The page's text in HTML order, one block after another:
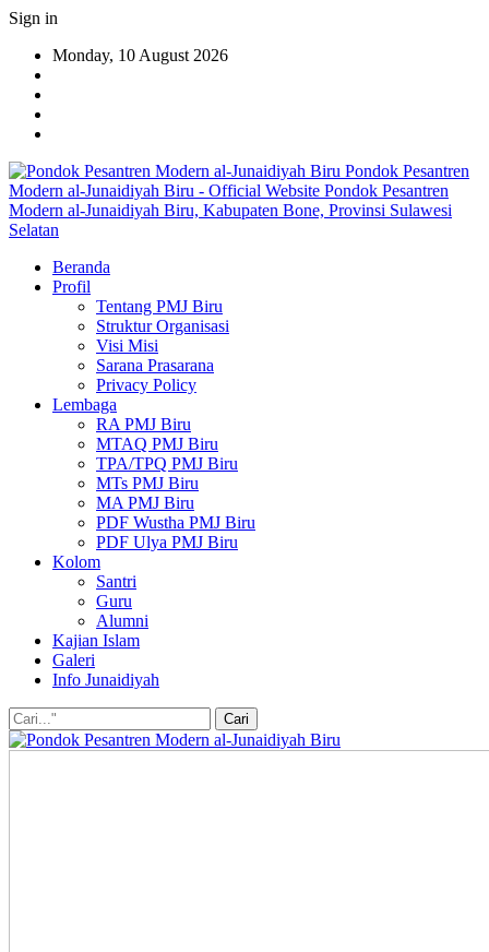
Sign in
Monday, 10 August 2026
Pondok Pesantren
Modern al-Junaidiyah Biru - Official Website Pondok Pesantren
Modern al-Junaidiyah Biru, Kabupaten Bone, Provinsi Sulawesi
Selatan
Beranda
Profil
Tentang PMJ Biru
Struktur Organisasi
Visi Misi
Sarana Prasarana
Privacy Policy
Lembaga
RA PMJ Biru
MTAQ PMJ Biru
TPA/TPQ PMJ Biru
MTs PMJ Biru
MA PMJ Biru
PDF Wustha PMJ Biru
PDF Ulya PMJ Biru
Kolom
Santri
Guru
Alumni
Kajian Islam
Galeri
Info Junaidiyah